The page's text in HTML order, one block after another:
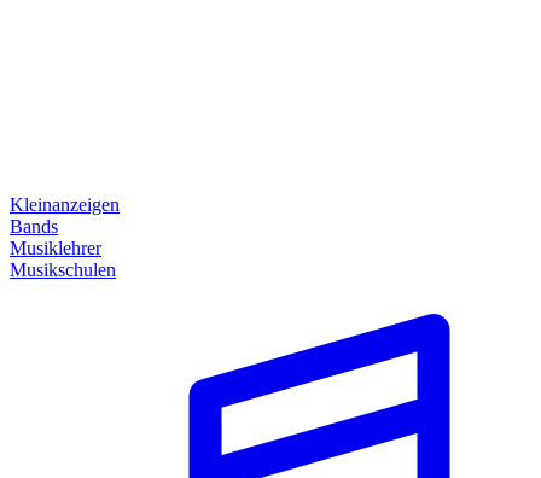
Kleinanzeigen
Bands
Musiklehrer
Musikschulen